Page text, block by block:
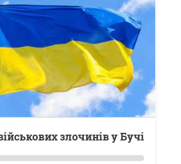
злочинів у Бучі